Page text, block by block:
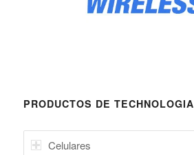
PRODUCTOS DE TECHNOLOGIA
Celulares